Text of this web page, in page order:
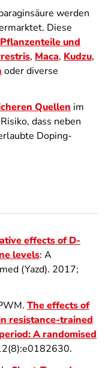
werden
Diese
Pflanzenteile und
, Maca, Kudzu,
oder diverse
Quellen im
dass neben
Doping-
effects of D-
levels: A
(Yazd). 2017;
The effects of
resistance-trained
A randomised